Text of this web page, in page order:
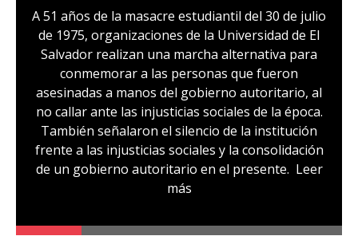
A 51 años de la masacre estudiantil del 30 de julio
de 1975, organizaciones de la Universidad de El
Salvador realizan una marcha alternativa para
conmemorar a las personas que fueron
asesinadas a manos del gobierno autoritario, al
no callar ante las injusticias sociales de la época.
También señalaron el silencio de la institución
frente a las injusticias sociales y la consolidación
de un gobierno autoritario en el presente. Leer
más